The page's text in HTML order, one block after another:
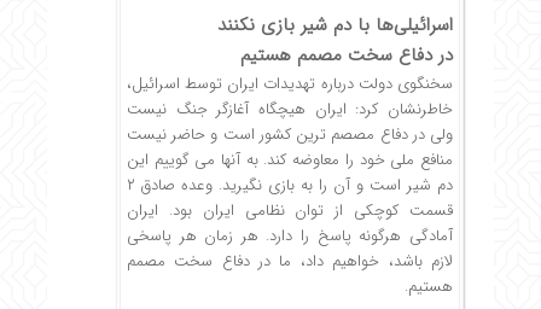
اسرائیلی‌ها با دم شیر بازی نکنند
در دفاع سخت مصمم هستیم
سخنگوی دولت درباره تهدیدات ایران توسط اسرائیل،
خاطرنشان کرد: ایران هیچگاه آغازگر جنگ نیست
ولی در دفاع مصصم ترین کشور است و حاضر نیست
منافع ملی خود را معاوضه کند. به آنها می گوییم این
دم شیر است و آن را به بازی نگیرید. وعده صادق ۲
قسمت کوچکی از توان نظامی ایران بود. ایران
آمادگی هرگونه پاسخ را دارد. هر زمان هر پاسخی
لازم باشد، خواهیم داد، ما در دفاع سخت مصمم
هستیم.